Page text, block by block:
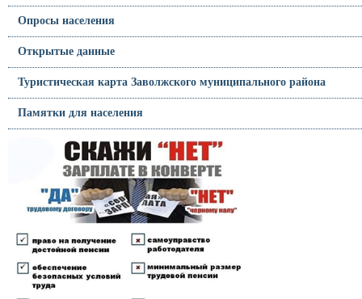
Опросы населения
Открытые данные
Туристическая карта Заволжского муниципального района
Памятки для населения